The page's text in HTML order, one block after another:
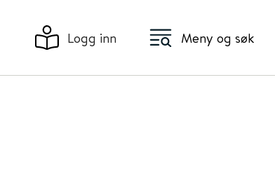
Logg inn Meny og søk